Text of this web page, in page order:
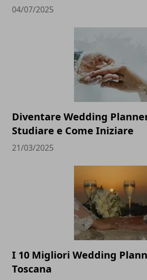
04/07/2025
Diventare Wedding
Studiare e Come Iniziare
21/03/2025
I 10 Migliori Wedding
Toscana